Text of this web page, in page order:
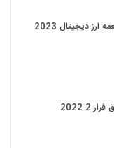
ارز دیجیتال 2023
2 2022